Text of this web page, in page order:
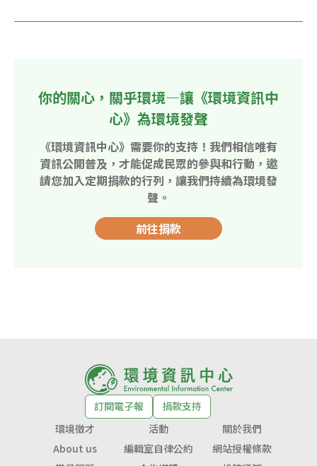
你的關心，關乎環境—讓《環境資訊中
心》為環境發聲
《環境資訊中心》需要你的支持！我們相信唯有
資訊公開普及，才能促成民眾的參與和行動，邀
請您加入定期捐款的行列，讓我們持續為環境發
聲。
前往捐款
訂閱電子報
捐款支持
環境徵才
活動
關於我們
About us
編輯室自律公約
網站授權條款